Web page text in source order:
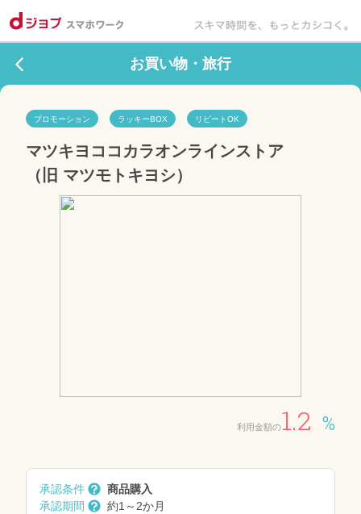
お買い物・旅行
プロモーション ラッキーBOX リピートOK
マツキヨココカラオンラインストア
（旧 マツモトキヨシ）
利用金額の1.2 %
承認条件
商品購入
承認期間
約1～2か月